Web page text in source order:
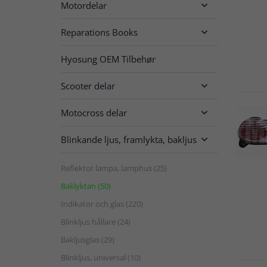
Motordelar 
Reparations Books 
Hyosung OEM Tilbehør
Scooter delar 
Motocross delar 
Blinkande ljus, framlykta, bakljus 
Reflektor lampa, lamphus (25)
Baklyktan (50)
Indikator och glas (220)
Blinkljus hållare (24)
Bakljusglas (29)
Blinkljus, universal (10)